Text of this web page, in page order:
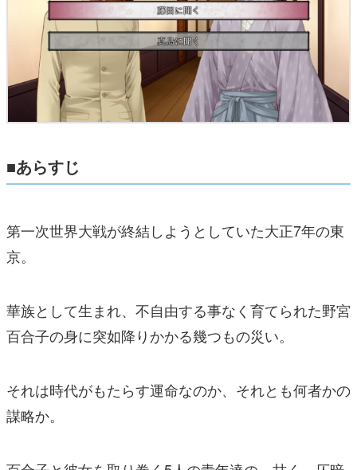
■あらすじ
第一次世界大戦が終結しようとしていた大正7年の東
京。
華族として生まれ、不自由する事なく育てられた野宮
百合子の身に突如降りかかる幾つもの災い。
それは時代がもたらす運命なのか、それとも何者かの
謀略か。